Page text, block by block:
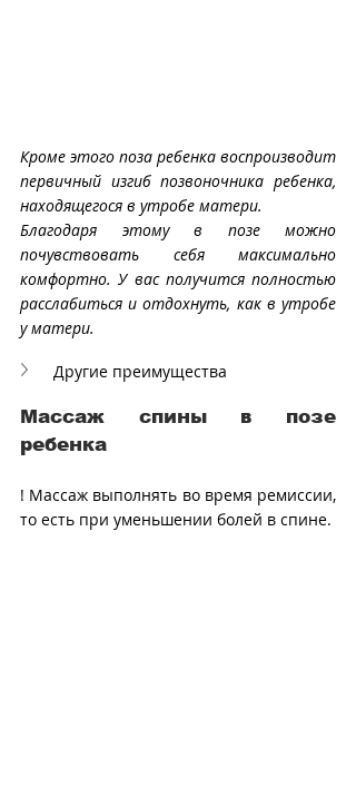
Кроме этого поза ребенка воспроизводит
первичный изгиб позвоночника ребенка,
находящегося в утробе матери.
Благодаря этому в позе можно
почувствовать себя максимально
комфортно. У вас получится полностью
расслабиться и отдохнуть, как в утробе
у матери.
Другие преимущества
Массаж спины в позе
ребенка
! Массаж выполнять во время ремиссии,
то есть при уменьшении болей в спине.